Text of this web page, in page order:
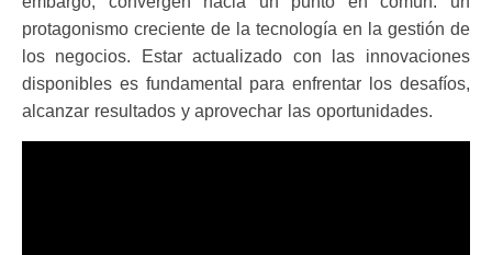
protagonismo creciente de la tecnología en la gestión de
los negocios. Estar actualizado con las innovaciones
disponibles es fundamental para enfrentar los desafíos,
alcanzar resultados y aprovechar las oportunidades.